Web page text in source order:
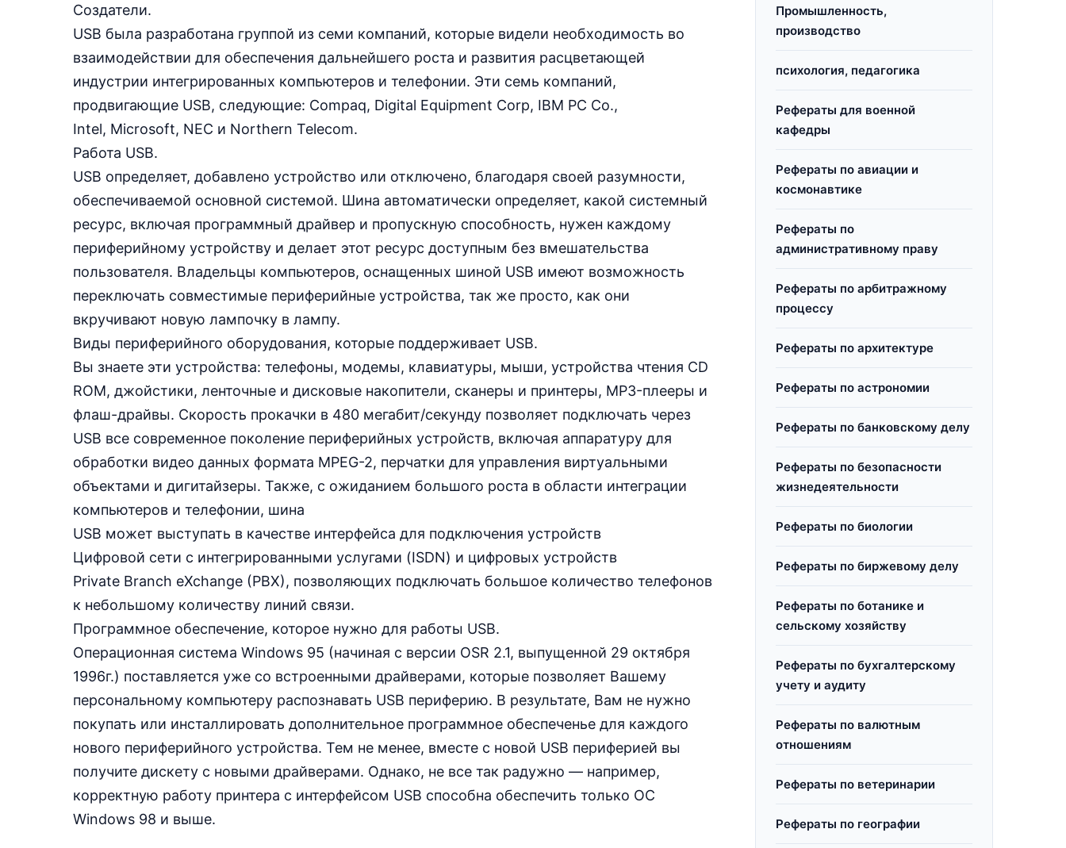
Создатели.
USB была разработана группой из семи компаний, которые видели необходимость во
взаимодействии для обеспечения дальнейшего роста и развития расцветающей
индустрии интегрированных компьютеров и телефонии. Эти семь компаний,
продвигающие USB, следующие: Compaq, Digital Equipment Corp, IBM PC Co.,
Intel, Microsoft, NEC и Northern Telecom.
Работа USB.
USB определяет, добавлено устройство или отключено, благодаря своей разумности,
обеспечиваемой основной системой. Шина автоматически определяет, какой системный
ресурс, включая программный драйвер и пропускную способность, нужен каждому
периферийному устройству и делает этот ресурс доступным без вмешательства
пользователя. Владельцы компьютеров, оснащенных шиной USB имеют возможность
переключать совместимые периферийные устройства, так же просто, как они
вкручивают новую лампочку в лампу.
Виды периферийного оборудования, которые поддерживает USB.
Вы знаете эти устройства: телефоны, модемы, клавиатуры, мыши, устройства чтения CD
ROM, джойстики, ленточные и дисковые накопители, сканеры и принтеры, MP3-плееры и
флаш-драйвы. Скорость прокачки в 480 мегабит/секунду позволяет подключать через
USB все современное поколение периферийных устройств, включая аппаратуру для
обработки видео данных формата MPEG-2, перчатки для управления виртуальными
объектами и дигитайзеры. Также, с ожиданием большого роста в области интеграции
компьютеров и телефонии, шина
USB может выступать в качестве интерфейса для подключения устройств
Цифровой сети с интегрированными услугами (ISDN) и цифровых устройств
Private Branch eXchange (PBX), позволяющих подключать большое количество телефонов
к небольшому количеству линий связи.
Программное обеспечение, которое нужно для работы USB.
Операционная система Windows 95 (начиная с версии OSR 2.1, выпущенной 29 октября
1996г.) поставляется уже со встроенными драйверами, которые позволяет Вашему
персональному компьютеру распознавать USB периферию. В результате, Вам не нужно
покупать или инсталлировать дополнительное программное обеспеченье для каждого
нового периферийного устройства. Тем не менее, вместе с новой USB периферией вы
получите дискету с новыми драйверами. Однако, не все так радужно — например,
корректную работу принтера с интерфейсом USB способна обеспечить только OC
Windows 98 и выше.
Промышленность,
производство
психология, педагогика
Рефераты для военной
кафедры
Рефераты по авиации и
космонавтике
Рефераты по
административному праву
Рефераты по арбитражному
процессу
Рефераты по архитектуре
Рефераты по астрономии
Рефераты по банковскому делу
Рефераты по безопасности
жизнедеятельности
Рефераты по биологии
Рефераты по биржевому делу
Рефераты по ботанике и
сельскому хозяйству
Рефераты по бухгалтерскому
учету и аудиту
Рефераты по валютным
отношениям
Рефераты по ветеринарии
Рефераты по географии